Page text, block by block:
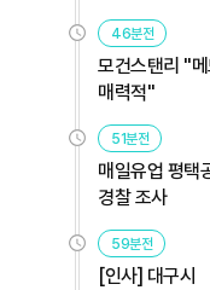
46분전
모건스탠리 "
매력적"
51분전
매일유업 평택
경찰 조사
59분전
[인사] 대구시